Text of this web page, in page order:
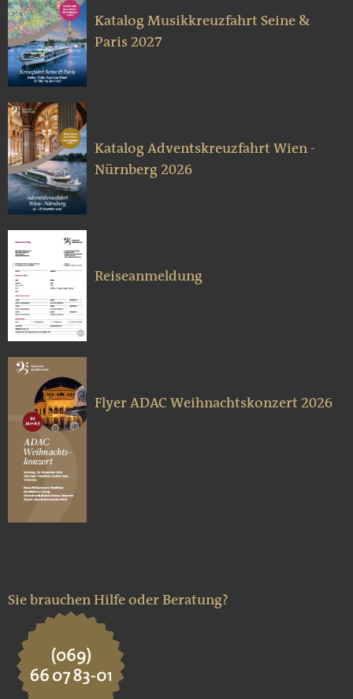
Katalog Musikkreuzfahrt Seine &
Paris 2027
Katalog Adventskreuzfahrt Wien -
Nürnberg 2026
Reiseanmeldung
Flyer ADAC Weihnachtskonzert 2026
Sie brauchen Hilfe oder Beratung?